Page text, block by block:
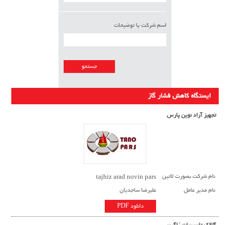
اسم شرکت یا توضیحات
ایستگاه کاهش فشار گاز
تجهیز آراد نوین پارس
نام شرکت بصورت لاتین
tajhiz arad novin pars
نام مدیر عامل
علیرضا ساجدیان
دانلود PDF